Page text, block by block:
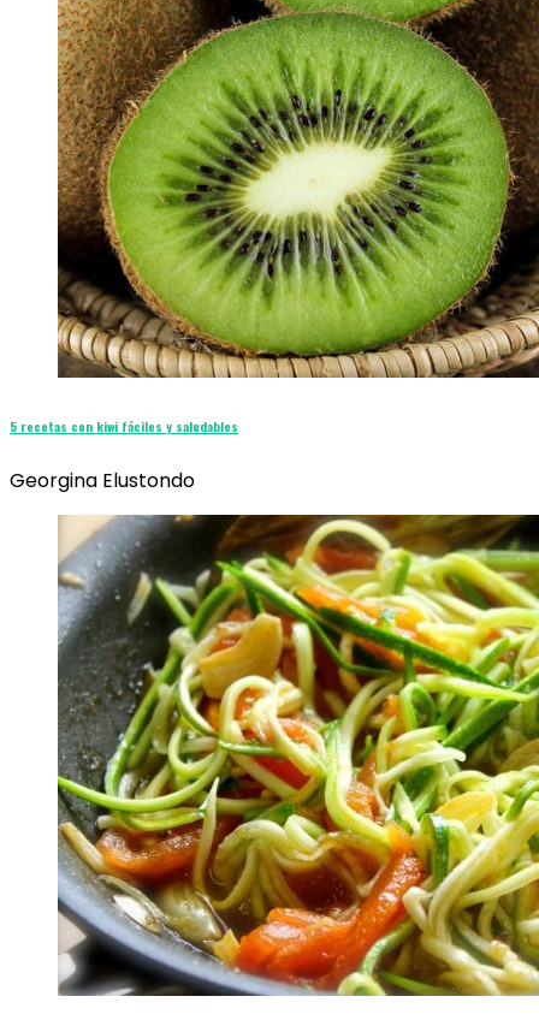
5 recetas con kiwi fáciles y saludables
Georgina Elustondo